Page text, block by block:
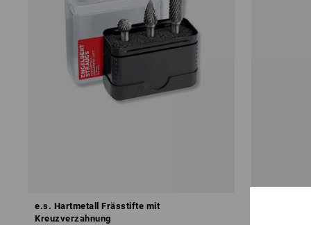
e.s. Hartmetall Frässtifte mit
Kreuzverzahnung